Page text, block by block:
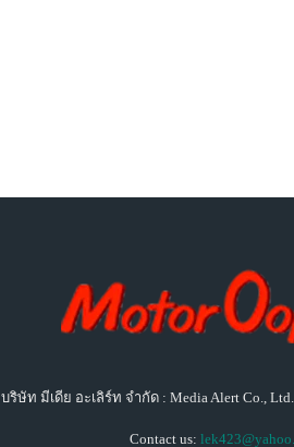
บริษัท มีเดีย อะเลิร์ท จำกัด : Media Alert Co.,
Contact us: